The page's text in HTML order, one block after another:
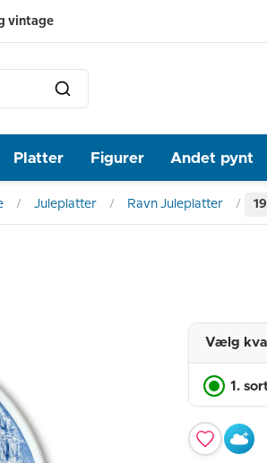
vintage
Platter Figurer Andet pynt
Juleplatter Ravn Juleplatter
Vælg
1.